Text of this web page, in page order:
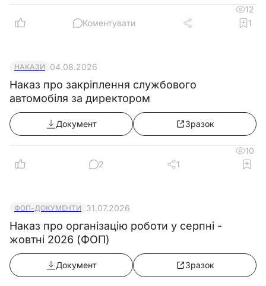
12
Коментувати
1
НАКАЗИ 04.08.2026
Наказ про закріплення службового
автомобіля за директором
Документ Зразок
10
2
1
ФОП-ДОКУМЕНТИ 31.07.2026
Наказ про організацію роботи у серпні -
жовтні 2026 (ФОП)
Документ Зразок